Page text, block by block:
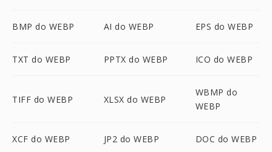
BMP do WEBP AI do WEBP EPS do WEBP
TXT do WEBP PPTX do WEBP ICO do WEBP
TIFF do WEBP XLSX do WEBP
WBMP do
WEBP
XCF do WEBP JP2 do WEBP DOC do WEBP